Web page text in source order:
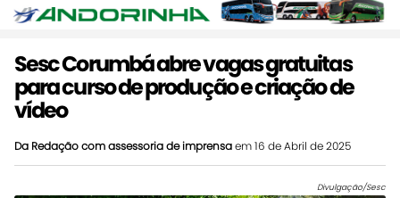
Sesc Corumbá abre vagas gratuitas
para curso de produção e criação de
vídeo
Da Redação com assessoria de imprensaem 16 de Abril de 2025
Divulgação/Sesc